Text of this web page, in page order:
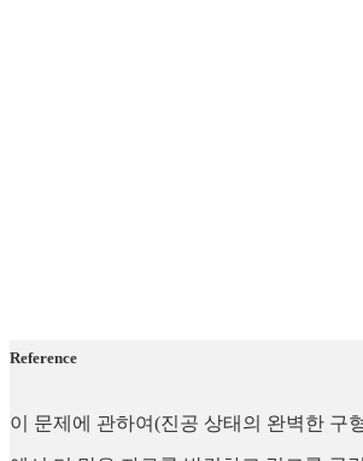
Reference
이 문제에 관하여(진공 상태의 완벽한 구